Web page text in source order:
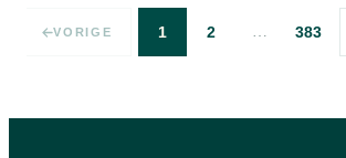
VORIGE 1 2 … 383